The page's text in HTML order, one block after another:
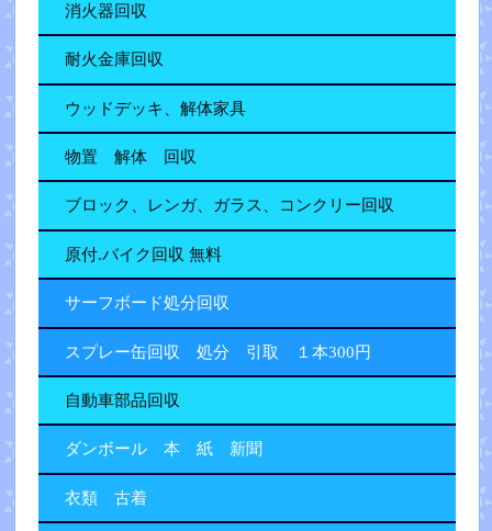
消火器回収
耐火金庫回収
ウッドデッキ、解体家具
物置 解体 回収
ブロック、レンガ、ガラス、コンクリー回収
原付.バイク回収 無料
サーフボード処分回収
スプレー缶回収 処分 引取 １本300円
自動車部品回収
ダンボール 本 紙 新聞
衣類 古着